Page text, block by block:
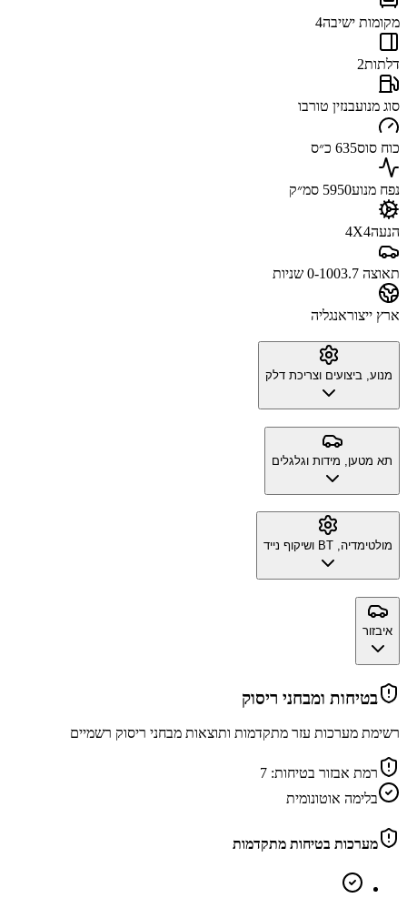
מקומות ישיבה4
דלתות2
סוג מנועבנזין טורבו
כוח סוס635 כ״ס
נפח מנוע5950 סמ״ק
הנעה4X4
תאוצה 0-100 3.7 שניות
ארץ ייצוראנגליה
מנוע, ביצועים וצריכת דלק
תא מטען, מידות וגלגלים
מולטימדיה, BT ושיקוף נייד
איבזור
בטיחות ומבחני ריסוק
רשימת מערכות עזר מתקדמות ותוצאות מבחני ריסוק רשמיים
רמת אבזור בטיחות: 7
בלימה אוטונומית
מערכות בטיחות מתקדמות